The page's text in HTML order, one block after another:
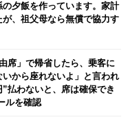
夕飯を作っています。家計
、祖父母なら無償で協力す
席」で帰省したら、乗客に
いから座れないよ」と言われ
払わないと、席は確保でき
ルを確認